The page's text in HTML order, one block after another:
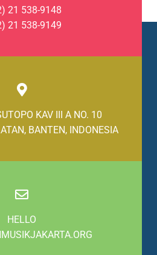
21 538-9148
21 538-9149
KAV III A NO. 10
BANTEN, INDONESIA
HELLO